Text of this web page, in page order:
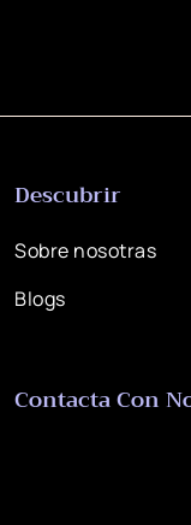
Descubrir
Sobre nosotras
Blogs
Contacta Con